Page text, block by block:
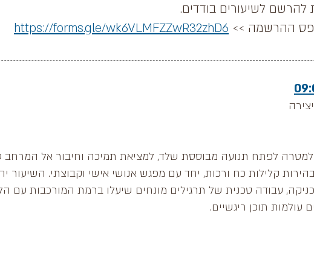
להרשם לשיעורים בודדים.
ההרשמה >> https://forms.gle/wk6VLMFZZwR32zhD6
לפתח תנועה מבוססת שלד, למציאת תמיכה וחיבור אל המרחב
קלילות כח ורכות, יחד עם מפגש אנושי אישי וקבוצתי. השיעור
עבודה טכנית של תרגילים מונחים שיעלו ברמת המורכבות עם
תוכן ריגשיים.